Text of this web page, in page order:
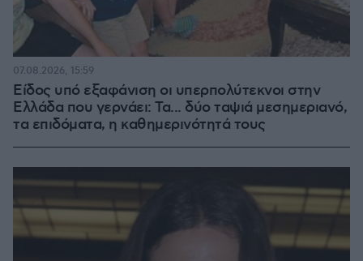
Είδος υπό εξαφάνιση οι υπερπολύτεκνοι στην
Ελλάδα που γερνάει: Τα... δύο ταψιά μεσημεριανό,
τα επιδόματα, η καθημερινότητά τους
07.08.2026, 15:59